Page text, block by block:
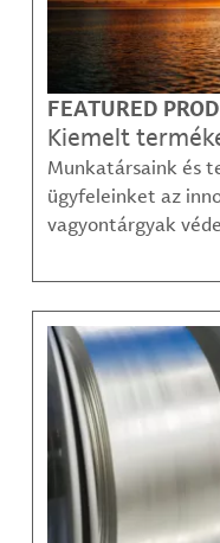
FEATURED
Kiemelt
Munkatársaink és
ügyfeleinket az
vagyontárgyak
kommunikáció és
módjainak